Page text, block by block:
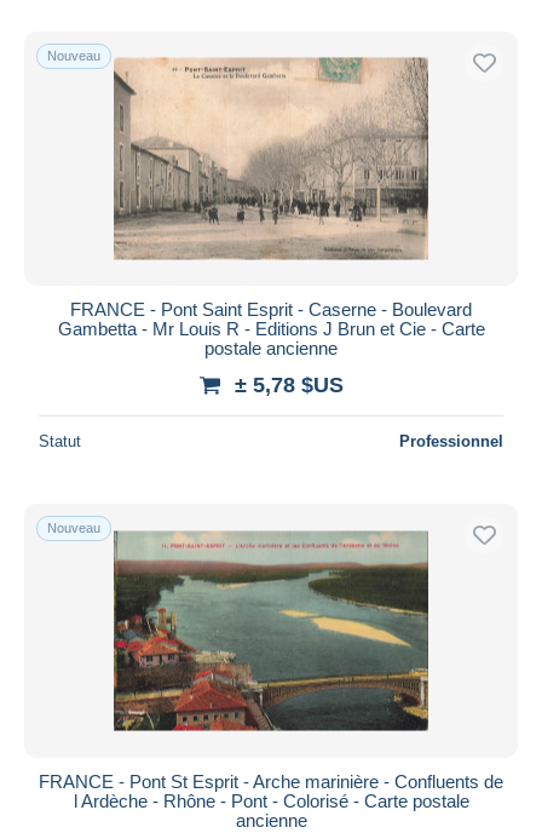
Nouveau
FRANCE - Pont Saint Esprit - Caserne - Boulevard
Gambetta - Mr Louis R - Editions J Brun et Cie - Carte
postale ancienne
± 5,78 $US
Statut Professionnel
Nouveau
FRANCE - Pont St Esprit - Arche marinière - Confluents de
l Ardèche - Rhône - Pont - Colorisé - Carte postale
ancienne